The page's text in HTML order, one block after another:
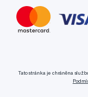
Tato stránka je chráněna